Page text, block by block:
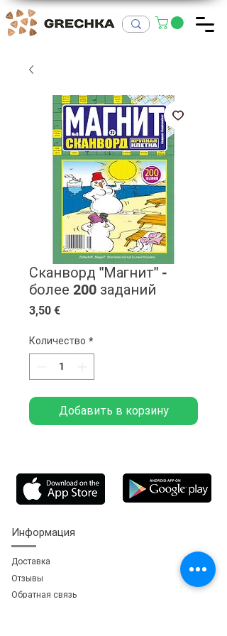
Сканворд "Магнит" -
более 200 заданий
3,50 €Цена
Количество *
Добавить в корзину
Информация
Доставка
Отзывы
Обратная связь